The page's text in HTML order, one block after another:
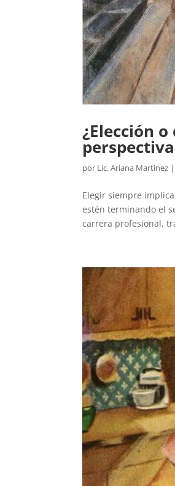
¿Elección
por Lic. Ariana Martinez |
Elegir siempre
estén terminando el
carrera profesional,